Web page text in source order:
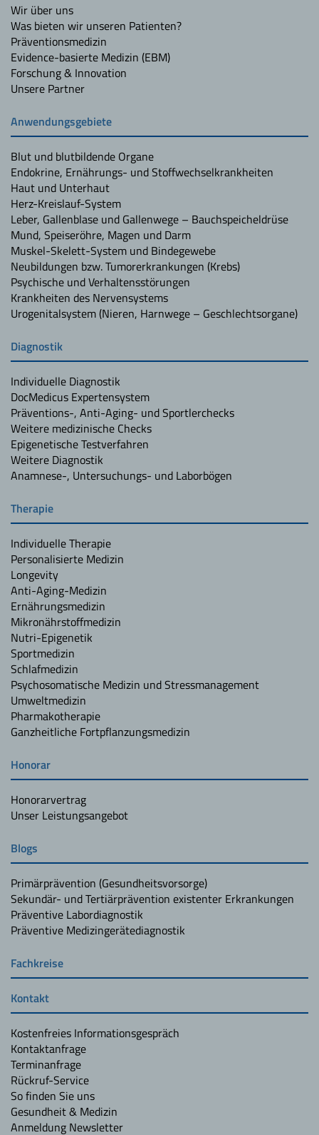
Wir über uns
Was bieten wir unseren Patienten?
Präventionsmedizin
Evidence-basierte Medizin (EBM)
Forschung & Innovation
Unsere Partner
Anwendungsgebiete
Blut und blutbildende Organe
Endokrine, Ernährungs- und Stoffwechselkrankheiten
Haut und Unterhaut
Herz-Kreislauf-System
Leber, Gallenblase und Gallenwege – Bauchspeicheldrüse
Mund, Speiseröhre, Magen und Darm
Muskel-Skelett-System und Bindegewebe
Neubildungen bzw. Tumorerkrankungen (Krebs)
Psychische und Verhaltensstörungen
Krankheiten des Nervensystems
Urogenitalsystem (Nieren, Harnwege – Geschlechtsorgane)
Diagnostik
Individuelle Diagnostik
DocMedicus Expertensystem
Präventions-, Anti-Aging- und Sportlerchecks
Weitere medizinische Checks
Epigenetische Testverfahren
Weitere Diagnostik
Anamnese-, Untersuchungs- und Laborbögen
Therapie
Individuelle Therapie
Personalisierte Medizin
Longevity
Anti-Aging-Medizin
Ernährungsmedizin
Mikronährstoffmedizin
Nutri-Epigenetik
Sportmedizin
Schlafmedizin
Psychosomatische Medizin und Stressmanagement
Umweltmedizin
Pharmakotherapie
Ganzheitliche Fortpflanzungsmedizin
Honorar
Honorarvertrag
Unser Leistungsangebot
Blogs
Primärprävention (Gesundheitsvorsorge)
Sekundär- und Tertiärprävention existenter Erkrankungen
Präventive Labordiagnostik
Präventive Medizingerätediagnostik
Fachkreise
Kontakt
Kostenfreies Informationsgespräch
Kontaktanfrage
Terminanfrage
Rückruf-Service
So finden Sie uns
Gesundheit & Medizin
Anmeldung Newsletter